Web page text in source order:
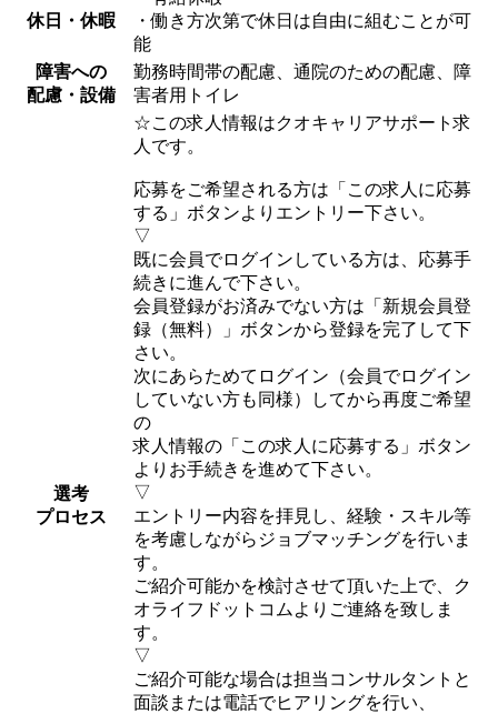
休日・休暇
・働き方次第で休日は自由に組むことが可
能
障害への
配慮・設備
勤務時間帯の配慮、通院のための配慮、障
害者用トイレ
選考
プロセス
☆この求人情報はクオキャリアサポート求
人です。
応募をご希望される方は「この求人に応募
する」ボタンよりエントリー下さい。
▽
既に会員でログインしている方は、応募手
続きに進んで下さい。
会員登録がお済みでない方は「新規会員登
録（無料）」ボタンから登録を完了して下
さい。
次にあらためてログイン（会員でログイン
していない方も同様）してから再度ご希望
の
求人情報の「この求人に応募する」ボタン
よりお手続きを進めて下さい。
▽
エントリー内容を拝見し、経験・スキル等
を考慮しながらジョブマッチングを行いま
す。
ご紹介可能かを検討させて頂いた上で、ク
オライフドットコムよりご連絡を致しま
す。
▽
ご紹介可能な場合は担当コンサルタントと
面談または電話でヒアリングを行い、